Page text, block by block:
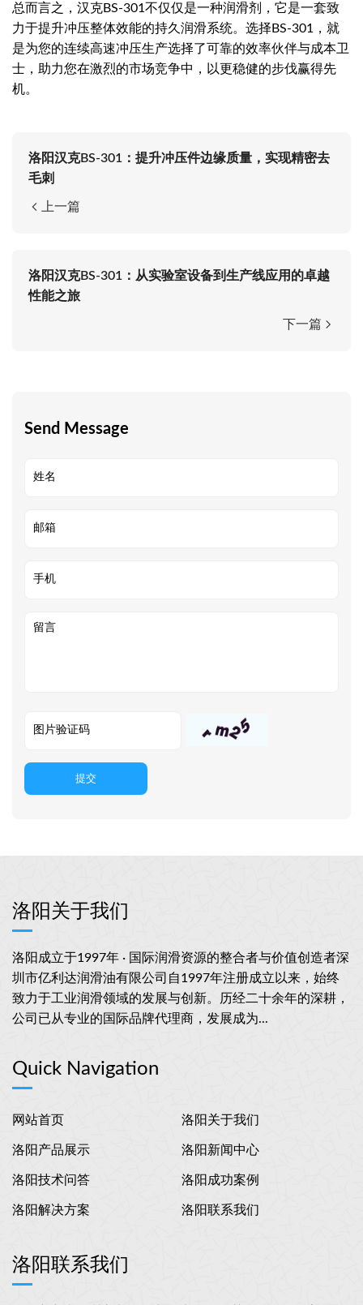
总而言之，汉克BS-301不仅仅是一种润滑剂，它是一套致
力于提升冲压整体效能的持久润滑系统。选择BS-301，就
是为您的连续高速冲压生产选择了可靠的效率伙伴与成本卫
士，助力您在激烈的市场竞争中，以更稳健的步伐赢得先
机。
洛阳汉克BS-301：提升冲压件边缘质量，实现精密去
毛刺
上一篇
洛阳汉克BS-301：从实验室设备到生产线应用的卓越
性能之旅
下一篇
Send Message
提交
洛阳关于我们
洛阳成立于1997年 · 国际润滑资源的整合者与价值创造者深
圳市亿利达润滑油有限公司自1997年注册成立以来，始终
致力于工业润滑领域的发展与创新。历经二十余年的深耕，
公司已从专业的国际品牌代理商，发展成为...
Quick Navigation
网站首页 洛阳关于我们
洛阳产品展示 洛阳新闻中心
洛阳技术问答 洛阳成功案例
洛阳解决方案 洛阳联系我们
洛阳联系我们